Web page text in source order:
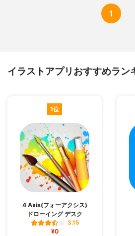
1
イラストアプリおすすめラン
1位
4 Axis(フォーアクシス)
ドローイング デスク
3.15
¥0